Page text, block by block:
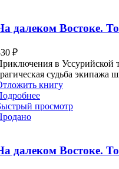
далеком Востоке.
₽
в Уссурийской
судьба экипажа
книгу
просмотр
далеком Востоке.